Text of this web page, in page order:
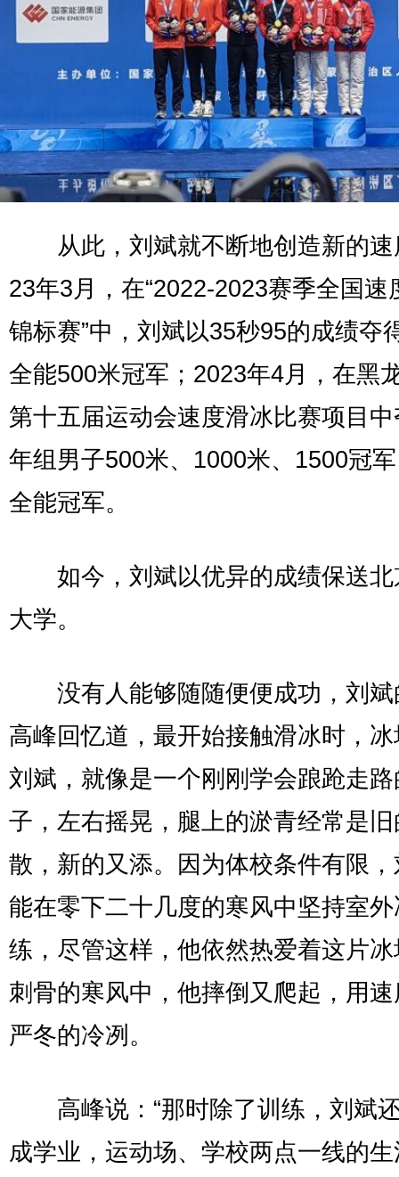
从此，刘斌就不断地创造新的速
23年3月，在“2022-2023赛季全国速
锦标赛”中，刘斌以35秒95的成绩夺
全能500米冠军；2023年4月，在黑
第十五届运动会速度滑冰比赛项目
年组男子500米、1000米、1500冠
全能冠军。
如今，刘斌以优异的成绩保送北
大学。
没有人能够随随便便成功，刘斌
高峰回忆道，最开始接触滑冰时，
刘斌，就像是一个刚刚学会踉跄走
子，左右摇晃，腿上的淤青经常是
散，新的又添。因为体校条件有限
能在零下二十几度的寒风中坚持室
练，尽管这样，他依然热爱着这片
刺骨的寒风中，他摔倒又爬起，用
严冬的冷冽。
高峰说：“那时除了训练，刘斌
成学业，运动场、学校两点一线的